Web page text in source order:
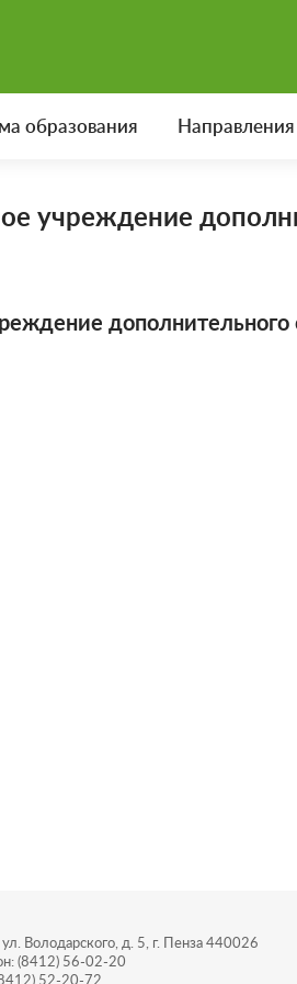
образования
учреждение
дополнительного
Володарского, д. 5, г. Пенза 440026
(8412) 56-02-20